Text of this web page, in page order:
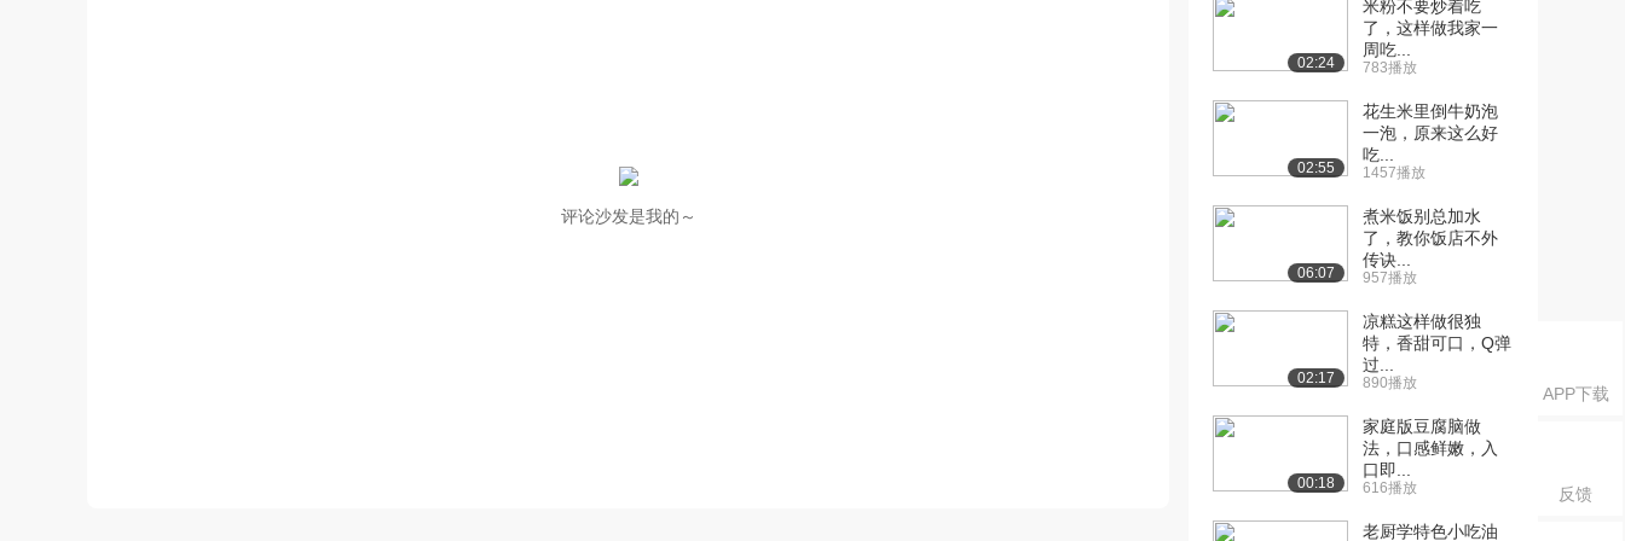
APP下载
反馈
评论沙发是我的～
02:24
米粉不要炒着吃
了，这样做我家一
周吃...
783播放
02:55
花生米里倒牛奶泡
一泡，原来这么好
吃...
1457播放
06:07
煮米饭别总加水
了，教你饭店不外
传诀...
957播放
02:17
凉糕这样做很独
特，香甜可口，Q弹
过...
890播放
00:18
家庭版豆腐脑做
法，口感鲜嫩，入
口即...
616播放
老厨学特色小吃油